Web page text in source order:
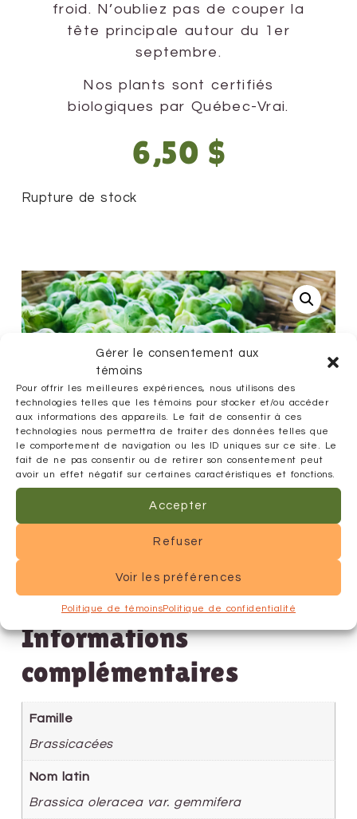
Gérer le consentement aux
témoins
Pour offrir les meilleures expériences, nous utilisons des
technologies telles que les témoins pour stocker et/ou accéder
aux informations des appareils. Le fait de consentir à ces
technologies nous permettra de traiter des données telles que
le comportement de navigation ou les ID uniques sur ce site. Le
fait de ne pas consentir ou de retirer son consentement peut
avoir un effet négatif sur certaines caractéristiques et fonctions.
Accepter
Refuser
Voir les préférences
Politique de témoinsPolitique de confidentialité
froid. N’oubliez pas de couper la
tête principale autour du 1er
septembre.
Nos plants sont certifiés
biologiques par Québec-Vrai.
6,50 $
Rupture de stock
Informations
complémentaires
Famille
Brassicacées
Nom latin
Brassica oleracea var. gemmifera